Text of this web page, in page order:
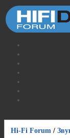
Hi-Fi Forum /